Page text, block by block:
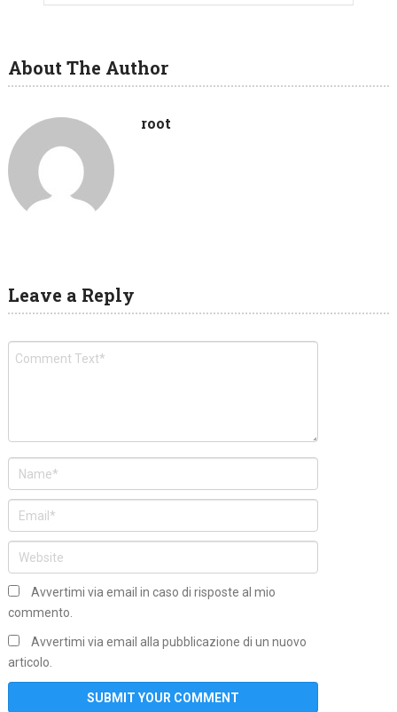
About The Author
root
Leave a Reply
Avvertimi via email in caso di risposte al mio
commento.
Avvertimi via email alla pubblicazione di un nuovo
articolo.